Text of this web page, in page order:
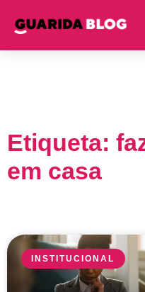
Etiqueta:
em casa
INSTITUCIONAL